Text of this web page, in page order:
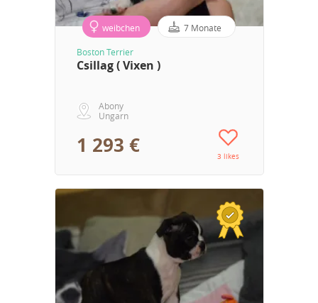
weibchen 7 Monate
Boston Terrier
Csillag ( Vixen )
Abony
Ungarn
1 293 € 3 likes